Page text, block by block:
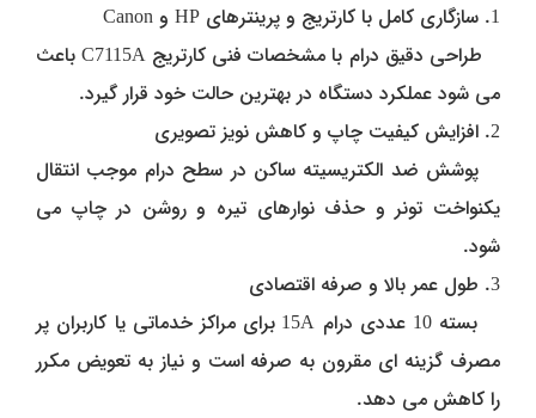
1. سازگاری کامل با کارتریج و پرینترهای HP و Canon
طراحی دقیق درام با مشخصات فنی کارتریج C7115A باعث
می‌ شود عملکرد دستگاه در بهترین حالت خود قرار گیرد.
2. افزایش کیفیت چاپ و کاهش نویز تصویری
پوشش ضد الکتریسیته‌ ساکن در سطح درام موجب انتقال
یکنواخت تونر و حذف نوارهای تیره و روشن در چاپ می‌
شود.
3. طول عمر بالا و صرفه اقتصادی
بسته 10 عددی درام 15A برای مراکز خدماتی یا کاربران پر
مصرف گزینه‌ ای مقرون‌ به‌ صرفه است و نیاز به تعویض مکرر
را کاهش می‌ دهد.